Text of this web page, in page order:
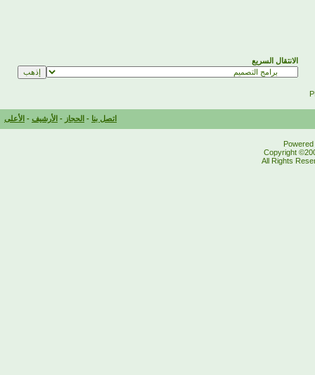
الانتقال السريع
اتصل بنا - الحجاز - الأرشيف - الأعلى
Copyright
All Rights